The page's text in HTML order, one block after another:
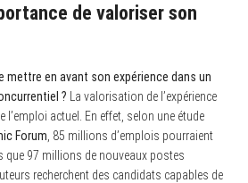
de valoriser son
mettre en avant son expérience dans un
? La valorisation de l’expérience
l’emploi actuel. En effet, selon une étude
Forum , 85 millions d’emplois pourraient
que 97 millions de nouveaux postes
recherchent des candidats capables de